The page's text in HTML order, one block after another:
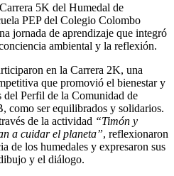
5K del Humedal de
PEP del Colegio Colombo
jornada de aprendizaje que integró
ambiental y la reflexión.
en la Carrera 2K, una
que promovió el bienestar y
del Perfil de la Comunidad de
como ser equilibrados y solidarios.
de la actividad “Timón y
a cuidar el planeta”, reflexionaron
de los humedales y expresaron sus
y el diálogo.